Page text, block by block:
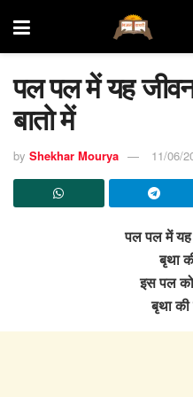
पल पल में यह
बातो में
by Shekhar Mourya 11/06/
पल पल में यह
बृथा
इस पल
बृथा की